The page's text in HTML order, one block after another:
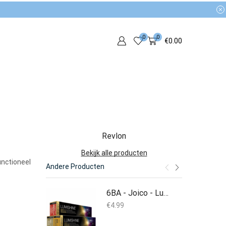
0 0 €0.00
Revlon
Bekijk alle producten
Andere Producten
6BA - Joico - Lumishine Permanent Crème - 74 ml
€4.99